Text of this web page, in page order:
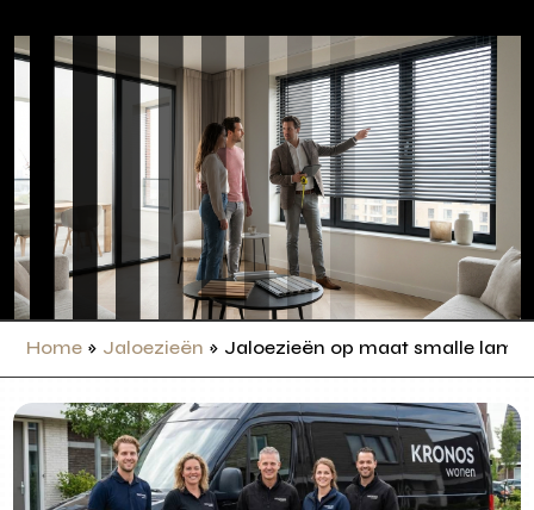
Home » Jaloezieën » Jaloezieën op maat smalle